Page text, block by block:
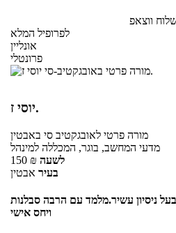
ווצאפ
לפרופיל המלא
אונליין
פרונטלי
יוסי ז.
מורה פרטי לאובגקטיב סי באבטין
מדעי המחשב, בוגר, המכללה למינהל
150 ₪ לשעה
בעיר אבטין
בעל ניסיון עשיר.מלמד עם הרבה סבלנות
ויחס אישי